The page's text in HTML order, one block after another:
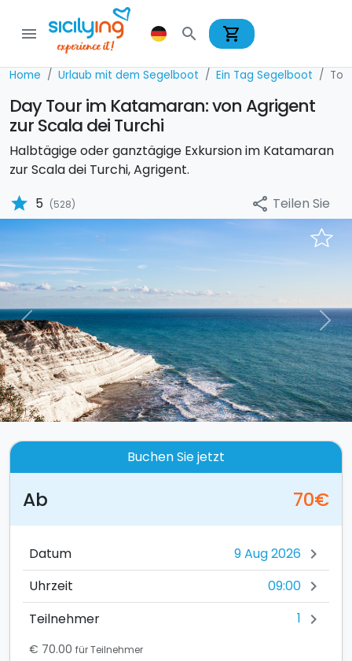
menu search shopping_cart
Home Urlaub mit dem Segelboot Ein Tag Segelboot
Day Tour im Katamaran: von Agrigent
zur Scala dei Turchi
Halbtägige oder ganztägige Exkursion im Katamaran
zur Scala dei Turchi, Agrigent.
star 5 (528) share Teilen Sie
Previous Next
Buchen Sie jetzt
Ab 70€
Datum chevron_right
Uhrzeit 09:00 chevron_right
Teilnehmer 1 chevron_right
€ 70.00 für Teilnehmer